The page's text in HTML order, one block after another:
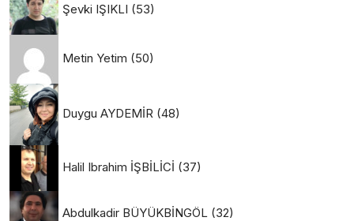
Şevki IŞIKLI (53)
Metin Yetim (50)
Duygu AYDEMİR (48)
Halil Ibrahim İŞBİLİCİ (37)
Abdulkadir BÜYÜKBİNGÖL (32)